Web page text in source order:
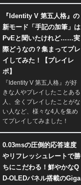
『Identity V 第五人格』の
新モード「手記の加筆」は
PvEと聞いたけれど……実
際どうなの？集まってプレ
イしてみた！【プレイレ
ポ】
『Identity V 第五人格』が好
きな人やプレイしたことある
人、全くプレイしたことがな
い人など、様々な4人を集め
てプレイしてみました！
0.03msの圧倒的応答速度
やリフレッシュレートで勝
ちにこだわる！鮮やかなQ
D-OLEDパネル搭載のGiga